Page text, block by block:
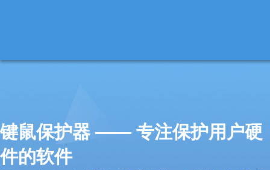
键鼠保护器 —— 专注保护用户硬
件的软件